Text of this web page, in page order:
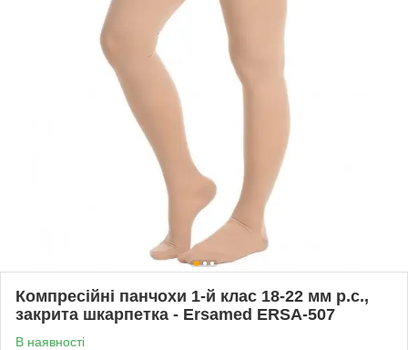
Компресійні панчохи 1-й клас 18-22 мм р.с.,
закрита шкарпетка - Ersamed ERSA-507
В наявності